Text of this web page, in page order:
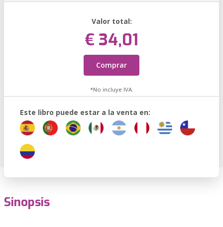
Valor total:
€ 34,01
Comprar
*No incluye IVA.
Este libro puede estar a la venta en:
Sinopsis